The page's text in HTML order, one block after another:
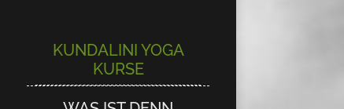
KUNDALINI YOGA
KURSE
KUNDALINI YOGA
KURSE